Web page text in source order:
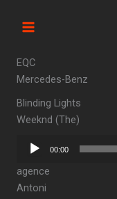
EQC
Mercedes-Benz
Blinding Lights
Weeknd (The)
Lecteur
00:00
agence
Antoni